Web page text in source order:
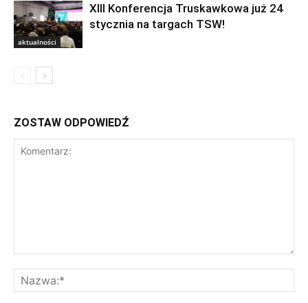
aktualności
XIII Konferencja Truskawkowa już 24
stycznia na targach TSW!
ZOSTAW ODPOWIEDŹ